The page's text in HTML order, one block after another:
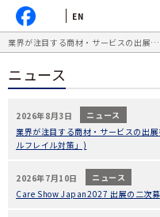
EN
業界が注目する商材・サービスの出展を強化！(「介護人材ソリューション」「オーラルフレイル対策」)
ニュース
2026年8月3日
ニュース
業界が注目する商材・サービスの出
ルフレイル対策」)
2026年7月10日
ニュース
Care Show Japan2027 出展の二次